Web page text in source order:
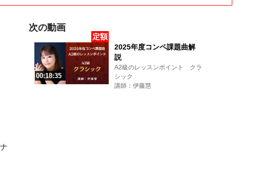
次の動画
定額
00:18:35
2025年度コンペ課題曲解
説
A2級のレッスンポイント クラ
シック
講師：伊藤慧